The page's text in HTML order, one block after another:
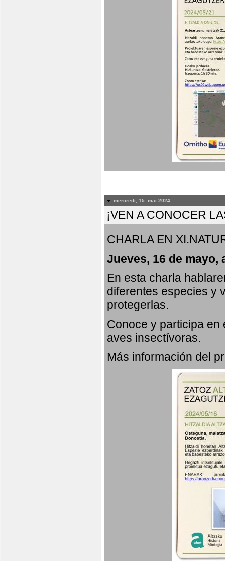
mercredi, 15. mai 2024
¡VEN A CONOCER
CHARLA EN
Jueves, 16 de mayo,
En esta charla
diferentes especies y
protegerlas.
Conoce y participa
aves insectívoras.
Más información del